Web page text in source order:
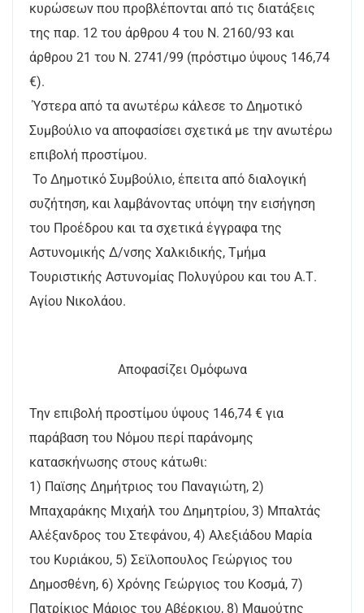
κυρώσεων που προβλέπονται από τις διατάξεις
της παρ. 12 του άρθρου 4 του Ν. 2160/93 και
άρθρου 21 του Ν. 2741/99 (πρόστιμο ύψους 146,74
€).
Ύστερα από τα ανωτέρω κάλεσε το Δημοτικό
Συμβούλιο να αποφασίσει σχετικά με την ανωτέρω
επιβολή προστίμου.
Το Δημοτικό Συμβούλιο, έπειτα από διαλογική
συζήτηση, και λαμβάνοντας υπόψη την εισήγηση
του Προέδρου και τα σχετικά έγγραφα της
Αστυνομικής Δ/νσης Χαλκιδικής, Τμήμα
Τουριστικής Αστυνομίας Πολυγύρου και του Α.Τ.
Αγίου Νικολάου.
Αποφασίζει Ομόφωνα
Την επιβολή προστίμου ύψους 146,74 € για
παράβαση του Νόμου περί παράνομης
κατασκήνωσης στους κάτωθι:
1) Παϊσης Δημήτριος του Παναγιώτη, 2)
Μπαχαράκης Μιχαήλ του Δημητρίου, 3) Μπαλτάς
Αλέξανδρος του Στεφάνου, 4) Αλεξιάδου Μαρία
του Κυριάκου, 5) Σεϊλοπουλος Γεώργιος του
Δημοσθένη, 6) Χρόνης Γεώργιος του Κοσμά, 7)
Πατρίκιος Μάριος του Αβέρκιου, 8) Μαμούτης